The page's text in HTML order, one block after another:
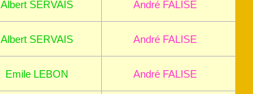
Albert SERVAIS André FALISE
Albert SERVAIS André FALISE
Emile LEBON André FALISE